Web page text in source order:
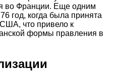
во Франции. Еще одним
год, когда была принята
что привело к
формы правления в